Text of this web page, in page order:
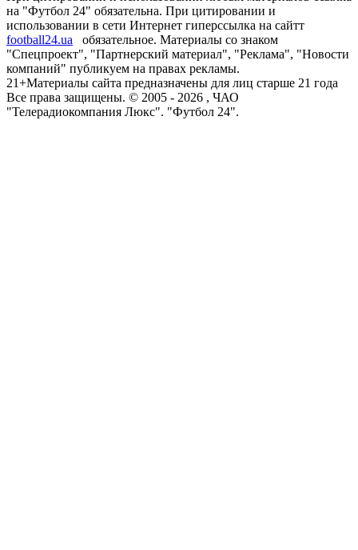
на "Футбол 24" обязательна. При цитировании и
использовании в сети Интернет гиперссылка на сайтт
football24.ua
обязательное. Материалы со знаком
"Спецпроект", "Партнерский материал", "Реклама", "Новости
компаний" публикуем на правах рекламы.
21+Материалы сайта предназначены для лиц старше 21 года
Все права защищены. © 2005 - 2026 , ЧАО
"Телерадиокомпания Люкс". "Футбол 24".